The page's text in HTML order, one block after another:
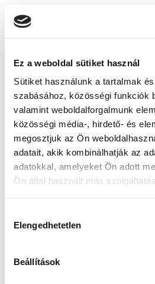
Ez a weboldal sütiket használ
Sütiket használunk a tartalmak
szabásához, közösségi funkciók
valamint weboldalforgalmunk
közösségi média-, hirdető- és
megosztjuk az Ön
adatait, akik kombinálhatják az
adatokkal, amelyeket Ön adott
Ön által használt más
kiválasztása
Elengedhetetlen
Beállítások